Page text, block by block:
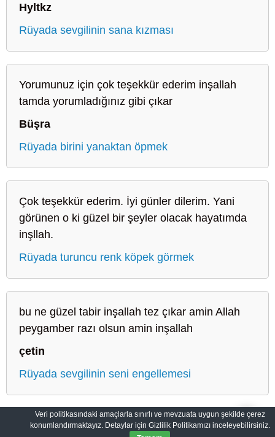
Hyltkz
Rüyada sevgilinin sana kızması
Yorumunuz için çok teşekkür ederim inşallah
tamda yorumladığınız gibi çıkar
Büşra
Rüyada birini yanaktan öpmek
Çok teşekkür ederim. İyi günler dilerim. Yani
görünen o ki güzel bir şeyler olacak hayatımda
inşllah.
Rüyada turuncu renk köpek görmek
bu ne güzel tabir inşallah tez çıkar amin Allah
peygamber razı olsun amin inşallah
çetin
Rüyada sevgilinin seni engellemesi
Sahih Rüyalar: Rüyaların Dilini Öğrenin Gizlilik Politikası
Veri politikasındaki amaçlarla sınırlı ve mevzuata uygun şekilde çerez
konumlandırmaktayız. Detaylar için Gizlilik Politikamızı inceleyebilirsiniz.